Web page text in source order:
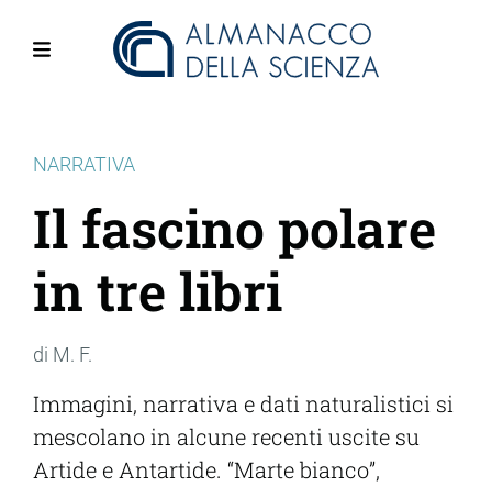
NARRATIVA
Il fascino polare
in tre libri
di M. F.
Immagini, narrativa e dati naturalistici si
mescolano in alcune recenti uscite su
Artide e Antartide. “Marte bianco”,